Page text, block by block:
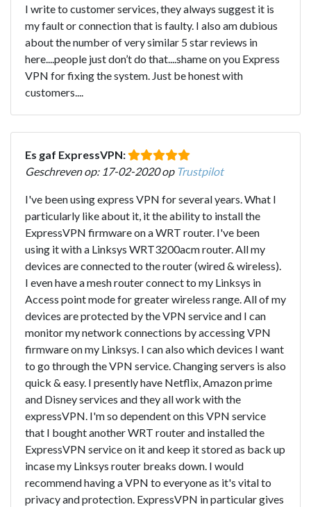
I write to customer services, they always suggest it is
my fault or connection that is faulty. I also am dubious
about the number of very similar 5 star reviews in
here....people just don’t do that....shame on you Express
VPN for fixing the system. Just be honest with
customers....
Es gaf ExpressVPN:
Geschreven op: 17-02-2020 op Trustpilot
I've been using express VPN for several years. What I
particularly like about it, it the ability to install the
ExpressVPN firmware on a WRT router. I've been
using it with a Linksys WRT3200acm router. All my
devices are connected to the router (wired & wireless).
I even have a mesh router connect to my Linksys in
Access point mode for greater wireless range. All of my
devices are protected by the VPN service and I can
monitor my network connections by accessing VPN
firmware on my Linksys. I can also which devices I want
to go through the VPN service. Changing servers is also
quick & easy. I presently have Netflix, Amazon prime
and Disney services and they all work with the
expressVPN. I'm so dependent on this VPN service
that I bought another WRT router and installed the
ExpressVPN service on it and keep it stored as back up
incase my Linksys router breaks down. I would
recommend having a VPN to everyone as it's vital to
privacy and protection. ExpressVPN in particular gives